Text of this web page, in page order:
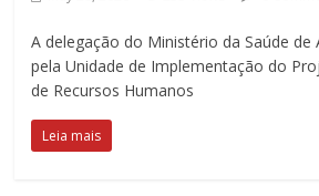
A delegação do Ministério da Saúde de
pela Unidade de Implementação do
de Recursos Humanos
Leia mais